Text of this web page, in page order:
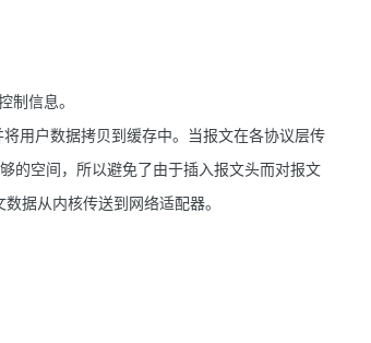
信息。
用户数据拷贝到缓存中。当报文在各协议层传
的空间，所以避免了由于插入报文头而对报文
据从内核传送到网络适配器。